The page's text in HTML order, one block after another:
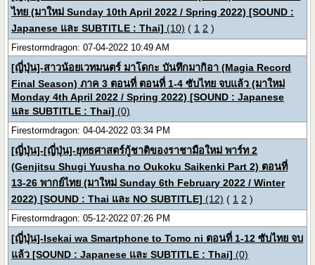
ไทย (มาใหม่ Sunday 10th April 2022 / Spring 2022) [SOUND :
Japanese และ SUBTITLE : Thai] (10) ( 1 2 )
Firestormdragon: 07-04-2022 10:49 AM
[ญี่ปุ่น]-สาวน้อยเวทมนตร์ มาโดกะ บันทึกมากิอา (Magia Record
Final Season) ภาค 3 ตอนที่ ตอนที่ 1-4 ซับไทย จบแล้ว (มาใหม่
Monday 4th April 2022 / Spring 2022) [SOUND : Japanese
และ SUBTITLE : Thai] (0)
Firestormdragon: 04-04-2022 03:34 PM
[ญี่ปุ่น]-[ญี่ปุ่น]-ยุทธศาสตร์กู้ชาติของราชามือใหม่ พาร์ท 2
(Genjitsu Shugi Yuusha no Oukoku Saikenki Part 2) ตอนที่
13-26 พากย์ไทย (มาใหม่ Sunday 6th February 2022 / Winter
2022) [SOUND : Thai และ NO SUBTITLE] (12) ( 1 2 )
Firestormdragon: 05-12-2022 07:26 PM
[ญี่ปุ่น]-Isekai wa Smartphone to Tomo ni ตอนที่ 1-12 ซับไทย จบ
แล้ว [SOUND : Japanese และ SUBTITLE : Thai] (0)